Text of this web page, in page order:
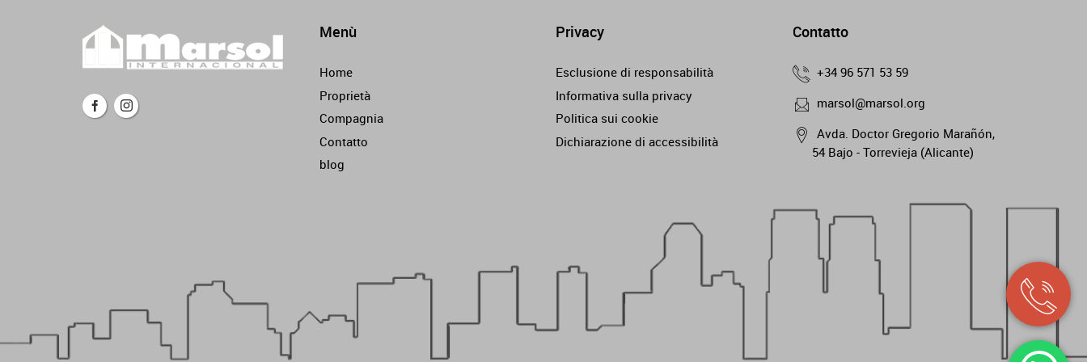
Menù
Home
Proprietà
Compagnia
Contatto
blog
Privacy
Esclusione di responsabilità
Informativa sulla privacy
Politica sui cookie
Dichiarazione di accessibilità
Contatto
+34 96 571 53 59
marsol@marsol.org
Avda. Doctor Gregorio Marañón,
54 Bajo - Torrevieja (Alicante)